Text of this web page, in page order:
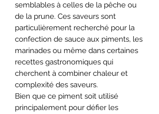
semblables à celles de la pêche ou
de la prune. Ces saveurs sont
particulièrement recherché pour la
confection de sauce aux piments, les
marinades ou même dans certaines
recettes gastronomiques qui
cherchent à combiner chaleur et
complexité des saveurs.
Bien que ce piment soit utilisé
principalement pour défier les